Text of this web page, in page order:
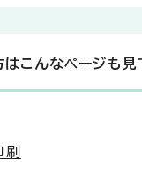
こんなページも見